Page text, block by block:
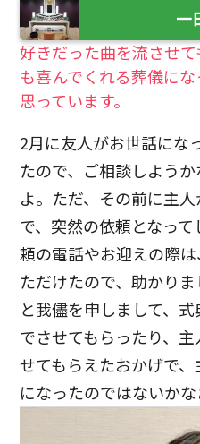
一
好きだった曲を流させ
も喜んでくれる葬儀に
思っています。
2月に友人がお世話にな
たので、ご相談しよう
よ。ただ、その前に主
で、突然の依頼となっ
頼の電話やお迎えの際
ただけたので、助かり
と我儘を申しまして、
でさせてもらったり、
せてもらえたおかげで
になったのではないかな